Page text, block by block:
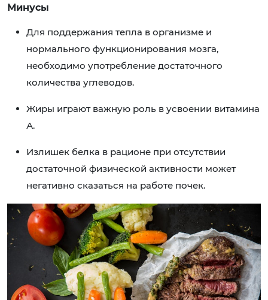
Минусы
Для поддержания тепла в организме и
нормального функционирования мозга,
необходимо употребление достаточного
количества углеводов.
Жиры играют важную роль в усвоении витамина
А.
Излишек белка в рационе при отсутствии
достаточной физической активности может
негативно сказаться на работе почек.